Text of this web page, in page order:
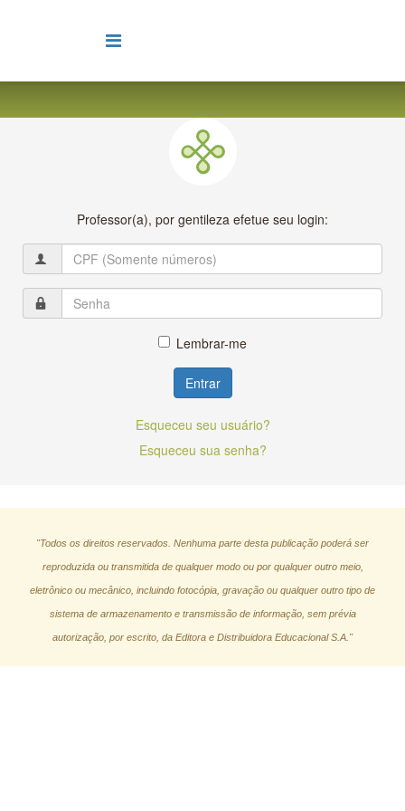
Professor(a), por gentileza efetue seu login:
Lembrar-me
Entrar
Esqueceu seu usuário?
Esqueceu sua senha?
"Todos os direitos reservados. Nenhuma parte desta publicação poderá ser
reproduzida ou transmitida de qualquer modo ou por qualquer outro meio,
eletrônico ou mecânico, incluindo fotocópia, gravação ou qualquer outro tipo de
sistema de armazenamento e transmissão de informação, sem prévia
autorização, por escrito, da Editora e Distribuidora Educacional S.A."